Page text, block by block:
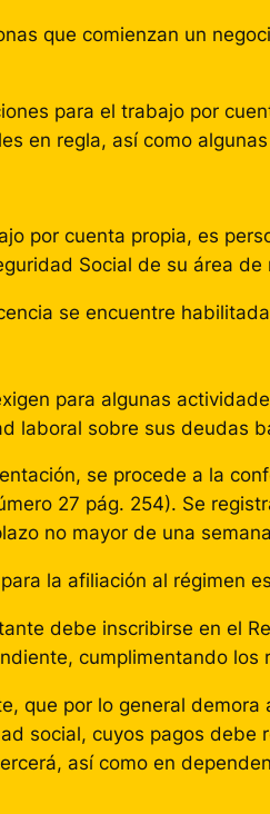
que comienzan un
para el trabajo por
en regla, así como
por cuenta propia, es
Social de su área
se encuentre
para algunas
laboral sobre sus deudas
se procede a la
27 pág. 254). Se
no mayor de una
la afiliación al régimen
debe inscribirse en el
cumplimentando
que por lo general
social, cuyos pagos
así como en